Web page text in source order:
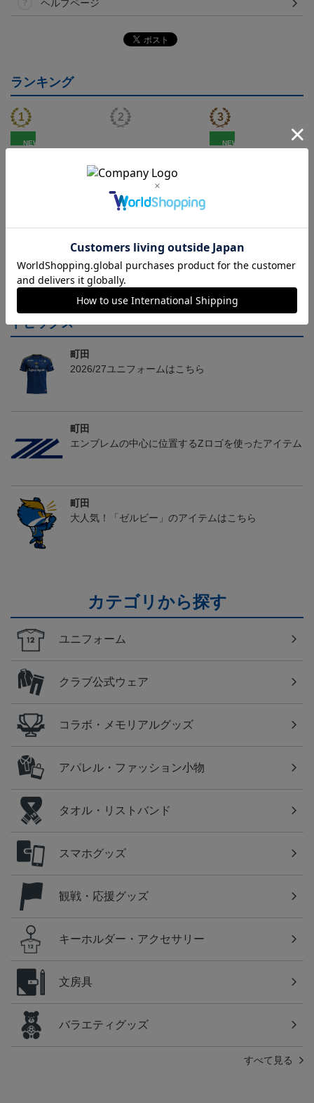
ヘルプページ
ランキング
NEW
FC町田ゼルビア ゲッコ
ウガ タオルマフラー
2,500円
2026/27 FP1stユニフォー
ム
24,200円～30,800円
会員特典
NEW
FC町田ゼルビア ゲッコ
ウガ キーホルダー
1,100円
トピックス
町田
2026/27ユニフォームはこちら
町田
エンブレムの中心に位置するZロゴを使ったアイテム
町田
大人気！「ゼルビー」のアイテムはこちら
カテゴリから探す
ユニフォーム
クラブ公式ウェア
コラボ・メモリアルグッズ
アパレル・ファッション小物
タオル・リストバンド
スマホグッズ
観戦・応援グッズ
キーホルダー・アクセサリー
文房具
バラエティグッズ
すべて見る